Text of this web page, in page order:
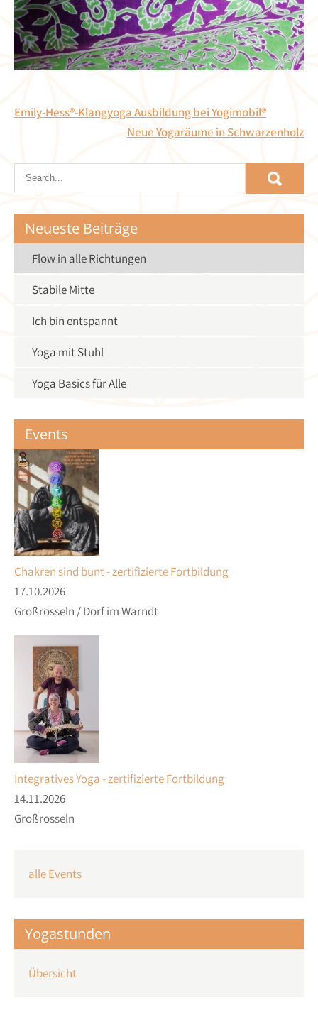
Beitragsnavigation
Emily-Hess®-Klangyoga Ausbildung bei Yogimobil®
Neue Yogaräume in Schwarzenholz
Neueste Beiträge
Flow in alle Richtungen
Stabile Mitte
Ich bin entspannt
Yoga mit Stuhl
Yoga Basics für Alle
Events
Chakren sind bunt - zertifizierte Fortbildung
17.10.2026
Großrosseln / Dorf im Warndt
Integratives Yoga - zertifizierte Fortbildung
14.11.2026
Großrosseln
alle Events
Yogastunden
Übersicht